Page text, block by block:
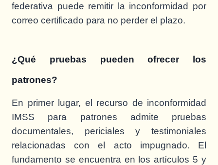
federativa puede remitir la inconformidad por
correo certificado para no perder el plazo.
¿Qué pruebas pueden ofrecer los
patrones?
En primer lugar, el recurso de inconformidad
IMSS para patrones admite pruebas
documentales, periciales y testimoniales
relacionadas con el acto impugnado. El
fundamento se encuentra en los artículos 5 y